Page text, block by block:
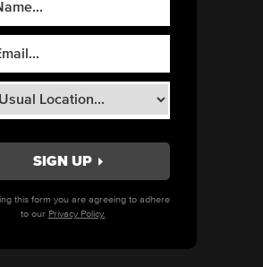
this form you are agreeing to adhere
to our Privacy Policy.